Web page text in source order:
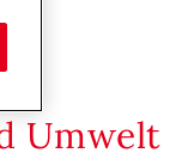
Umwelt